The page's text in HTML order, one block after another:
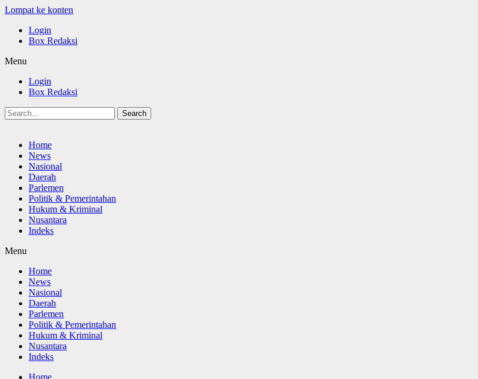
Lompat ke konten
Login
Box Redaksi
Menu
Login
Box Redaksi
Search
Home
News
Nasional
Daerah
Parlemen
Politik & Pemerintahan
Hukum & Kriminal
Nusantara
Indeks
Menu
Home
News
Nasional
Daerah
Parlemen
Politik & Pemerintahan
Hukum & Kriminal
Nusantara
Indeks
Home